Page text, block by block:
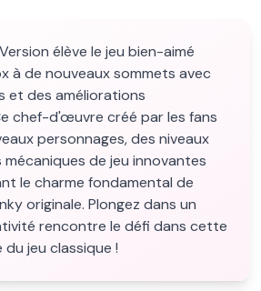
élève le jeu bien-aimé
à de nouveaux sommets avec
et des améliorations
chef-d'œuvre créé par les fans
personnages, des niveaux
de jeu innovantes
le charme fondamental de
originale. Plongez dans un
rencontre le défi dans cette
jeu classique !